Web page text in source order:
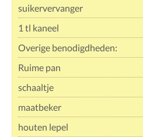
suikervervanger
1 tl kaneel
Overige benodigdheden:
Ruime pan
schaaltje
maatbeker
houten lepel